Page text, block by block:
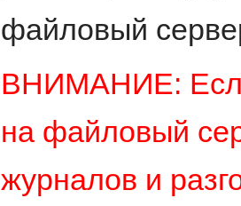
файловый
ВНИМАНИЕ: Если
на файловый
журналов и